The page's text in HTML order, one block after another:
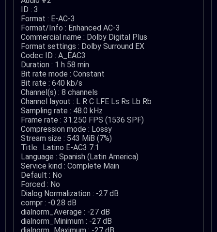
ID : 3
Format : E-AC-3
Format/Info : Enhanced AC-3
Commercial name : Dolby Digital Plus
Format settings : Dolby Surround EX
Codec ID : A_EAC3
Duration : 1 h 58 min
Bit rate mode : Constant
Bit rate : 640 kb/s
Channel(s) : 8 channels
Channel layout : L R C LFE Ls Rs Lb Rb
Sampling rate : 48.0 kHz
Frame rate : 31.250 FPS (1536 SPF)
Compression mode : Lossy
Stream size : 543 MiB (7%)
Title : Latino E-AC3 7.1
Language : Spanish (Latin America)
Service kind : Complete Main
Default : No
Forced : No
Dialog Normalization : -27 dB
compr : -0.28 dB
dialnorm_Average : -27 dB
dialnorm_Minimum : -27 dB